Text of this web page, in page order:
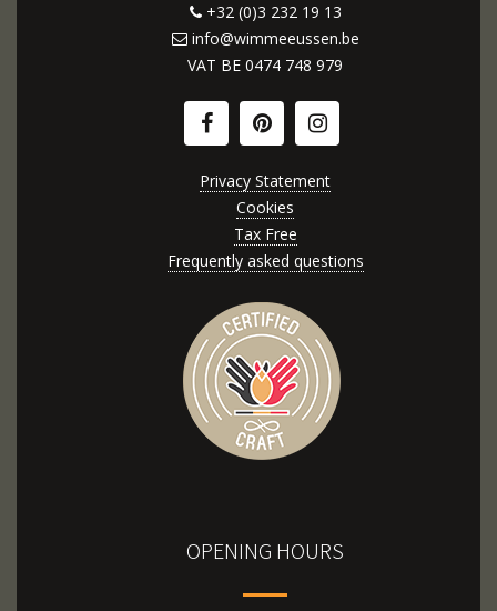
+32 (0)3 232 19 13
info@wimmeeussen.be
VAT BE 0474 748 979
Privacy Statement
Cookies
Tax Free
Frequently asked questions
OPENING HOURS